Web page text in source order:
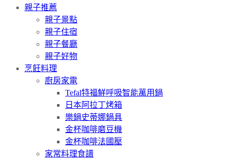
親子推薦
親子景點
親子住宿
親子餐廳
親子好物
烹飪料理
廚房家電
Tefal特福鮮呼吸智能萬用鍋
日本阿拉丁烤箱
樂鍋史蒂娜鍋具
金杯咖啡磨豆機
金杯咖啡法國壓
家常料理食譜